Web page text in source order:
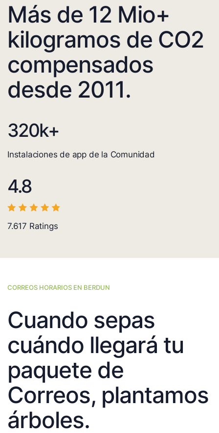
Más de 12 Mio+
kilogramos de CO2
compensados
desde 2011.
320k+
Instalaciones de app de la Comunidad
4.8
7.617 Ratings
CORREOS HORARIOS EN BERDUN
Cuando sepas
cuándo llegará tu
paquete de
Correos, plantamos
árboles.